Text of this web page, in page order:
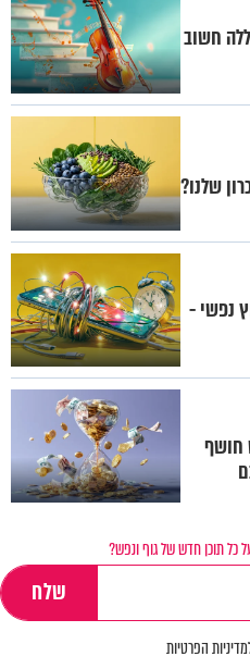
חשוב
שלנו?
נפשי -
חושף
כל תוכן חדש של גוף ונפש?
הפרטיות